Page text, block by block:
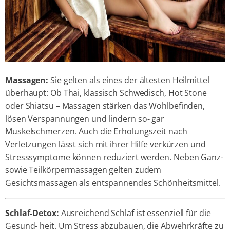
Massagen: Sie gelten als eines der ältesten Heilmittel
überhaupt: Ob Thai, klassisch Schwedisch, Hot Stone
oder Shiatsu – Massagen stärken das Wohlbefinden,
lösen Verspannungen und lindern so- gar
Muskelschmerzen. Auch die Erholungszeit nach
Verletzungen lässt sich mit ihrer Hilfe verkürzen und
Stresssymptome können reduziert werden. Neben Ganz-
sowie Teilkörpermassagen gelten zudem
Gesichtsmassagen als entspannendes Schönheitsmittel.
Schlaf-Detox: Ausreichend Schlaf ist essenziell für die
Gesund- heit. Um Stress abzubauen, die Abwehrkräfte zu